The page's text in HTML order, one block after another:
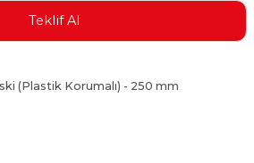
Teklif Al
(Plastik Korumalı) - 250 mm